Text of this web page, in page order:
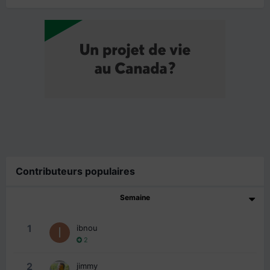
Contributeurs populaires
Semaine
1 ibnou
2
2 jimmy